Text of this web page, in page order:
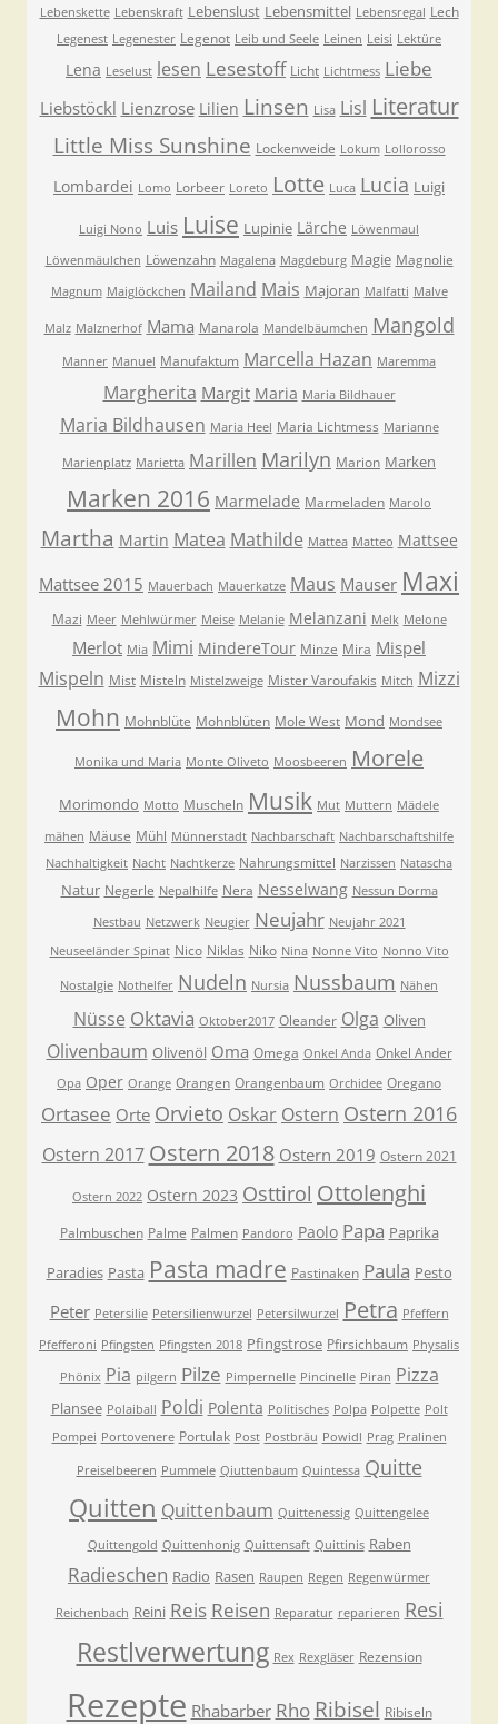
Lebenskette Lebenskraft Lebenslust Lebensmittel Lebensregal Lech
Legenest Legenester Legenot Leib und Seele Leinen Leisi Lektüre
Lena Leselust lesen Lesestoff Licht Lichtmess Liebe
Liebstöckl Lienzrose Lilien Linsen Lisa Lisl Literatur
Little Miss Sunshine Lockenweide Lokum Lollorosso
Lombardei Lomo Lorbeer Loreto Lotte Luca Lucia Luigi
Luigi Nono Luis Luise Lupinie Lärche Löwenmaul
Löwenmäulchen Löwenzahn Magalena Magdeburg Magie Magnolie
Magnum Maiglöckchen Mailand Mais Majoran Malfatti Malve
Malz Malznerhof Mama Manarola Mandelbäumchen Mangold
Manner Manuel Manufaktum Marcella Hazan Maremma
Margherita Margit Maria Maria Bildhauer
Maria Bildhausen Maria Heel Maria Lichtmess Marianne
Marienplatz Marietta Marillen Marilyn Marion Marken
Marken 2016 Marmelade Marmeladen Marolo
Martha Martin Matea Mathilde Mattea Matteo Mattsee
Mattsee 2015 Mauerbach Mauerkatze Maus Mauser Maxi
Mazi Meer Mehlwürmer Meise Melanie Melanzani Melk Melone
Merlot Mia Mimi MindereTour Minze Mira Mispel
Mispeln Mist Misteln Mistelzweige Mister Varoufakis Mitch Mizzi
Mohn Mohnblüte Mohnblüten Mole West Mond Mondsee
Monika und Maria Monte Oliveto Moosbeeren Morele
Morimondo Motto Muscheln Musik Mut Muttern Mädele
mähen Mäuse Mühl Münnerstadt Nachbarschaft Nachbarschaftshilfe
Nachhaltigkeit Nacht Nachtkerze Nahrungsmittel Narzissen Natascha
Natur Negerle Nepalhilfe Nera Nesselwang Nessun Dorma
Nestbau Netzwerk Neugier Neujahr Neujahr 2021
Neuseeländer Spinat Nico Niklas Niko Nina Nonne Vito Nonno Vito
Nostalgie Nothelfer Nudeln Nursia Nussbaum Nähen
Nüsse Oktavia Oktober2017 Oleander Olga Oliven
Olivenbaum Olivenöl Oma Omega Onkel Anda Onkel Ander
Opa Oper Orange Orangen Orangenbaum Orchidee Oregano
Ortasee Orte Orvieto Oskar Ostern Ostern 2016
Ostern 2017 Ostern 2018 Ostern 2019 Ostern 2021
Ostern 2022 Ostern 2023 Osttirol Ottolenghi
Palmbuschen Palme Palmen Pandoro Paolo Papa Paprika
Paradies Pasta Pasta madre Pastinaken Paula Pesto
Peter Petersilie Petersilienwurzel Petersilwurzel Petra Pfeffern
Pfefferoni Pfingsten Pfingsten 2018 Pfingstrose Pfirsichbaum Physalis
Phönix Pia pilgern Pilze Pimpernelle Pincinelle Piran Pizza
Plansee Polaiball Poldi Polenta Politisches Polpa Polpette Polt
Pompei Portovenere Portulak Post Postbräu Powidl Prag Pralinen
Preiselbeeren Pummele Qiuttenbaum Quintessa Quitte
Quitten Quittenbaum Quittenessig Quittengelee
Quittengold Quittenhonig Quittensaft Quittinis Raben
Radieschen Radio Rasen Raupen Regen Regenwürmer
Reichenbach Reini Reis Reisen Reparatur reparieren Resi
Restlverwertung Rex Rexgläser Rezension
Rezepte Rhabarber Rho Ribisel Ribiseln